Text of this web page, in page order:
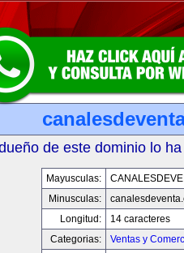
de este dominio lo
Mayusculas:
Minusculas:
Longitud:
14 caracteres
Categorias:
Ventas y